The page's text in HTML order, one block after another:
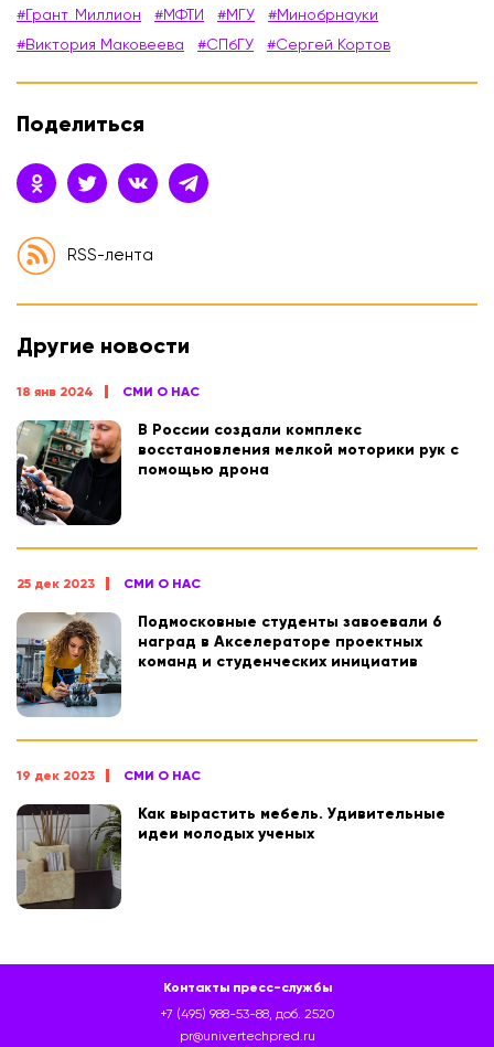
#Грант_Миллион
#МФТИ #МГУ
#Минобрнауки
#Виктория Маковеева
#СПбГУ #Сергей Кортов
Поделиться
RSS-лента
Другие новости
18 янв 2024 СМИ О НАС
В России создали комплекс
восстановления мелкой моторики рук с
помощью дрона
25 дек 2023 СМИ О НАС
Подмосковные студенты завоевали 6
наград в Акселераторе проектных
команд и студенческих инициатив
19 дек 2023 СМИ О НАС
Как вырастить мебель. Удивительные
идеи молодых ученых
Контакты пресс-службы
+7 (495) 988-53-88, доб. 2520
pr@univertechpred.ru